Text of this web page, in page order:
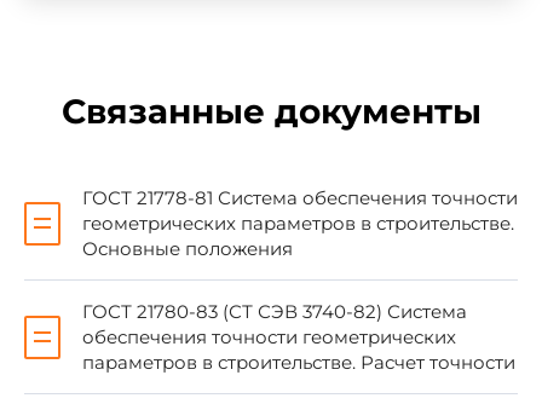
Д.М.Лаковский (руководитель темы);
И.В.Колечицкая; А.В.Цареградский; Л.C.Экслер;
Л.А.Вассердам; Б.И.Беляев; В.Д.Райзер, д-р
техн. наук; В.В.Волков, канд. техн. наук;
У.П.Шибаев, канд. техн. наук; В.В.Тишенко
Связанные документы
ГОСТ 21778-81 Система обеспечения точности
геометрических параметров в строительстве.
Основные положения
ГОСТ 21780-83 (СТ СЭВ 3740-82) Система
обеспечения точности геометрических
параметров в строительстве. Расчет точности